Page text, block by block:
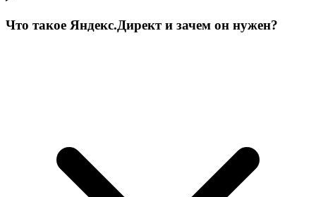
Что такое Яндекс.Директ и зачем он нужен?